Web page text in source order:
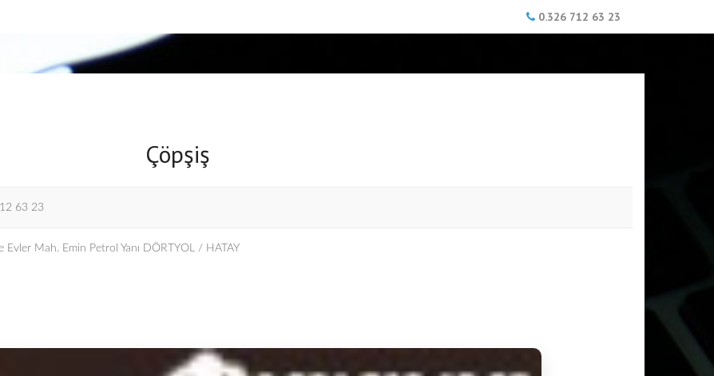
0.326 712 63 23
Çöpşiş
63 23
Evler Mah. Emin Petrol Yanı DÖRTYOL / HATAY